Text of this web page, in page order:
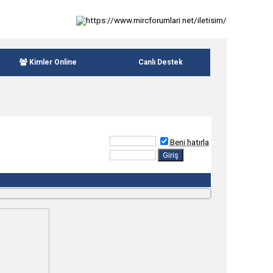
Kimler Online Canlı Destek
Beni hatırla